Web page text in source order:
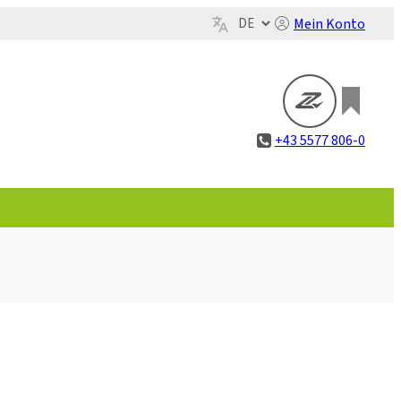
Mein Konto
+43 5577 806-0